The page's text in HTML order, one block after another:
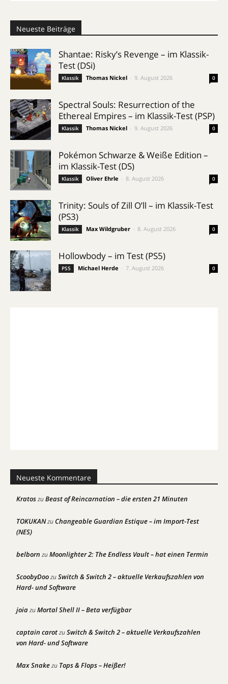
Neueste Beiträge
Shantae: Risky’s Revenge – im Klassik-
Test (DSi)
Klassik Thomas Nickel 9. August 2026 0
Spectral Souls: Resurrection of the
Ethereal Empires – im Klassik-Test (PSP)
Klassik Thomas Nickel 9. August 2026 0
Pokémon Schwarze & Weiße Edition –
im Klassik-Test (DS)
Klassik Oliver Ehrle 8. August 2026 0
Trinity: Souls of Zill O’ll – im Klassik-Test
(PS3)
Klassik Max Wildgruber 8. August 2026 0
Hollowbody – im Test (PS5)
PS5 Michael Herde 7. August 2026 0
Neueste Kommentare
KratoszuBeast of Reincarnation – die ersten 21 Minuten
TOKUKANzuChangeable Guardian Estique – im Import-Test
(NES)
belborn zuMoonlighter 2: The Endless Vault – hat einen Termin
ScoobyDoozuSwitch & Switch 2 – aktuelle Verkaufszahlen von
Hard- und Software
joiazuMortal Shell II – Beta verfügbar
captain carotzuSwitch & Switch 2 – aktuelle Verkaufszahlen
von Hard- und Software
Max Snakezu Tops & Flops – Heißer!